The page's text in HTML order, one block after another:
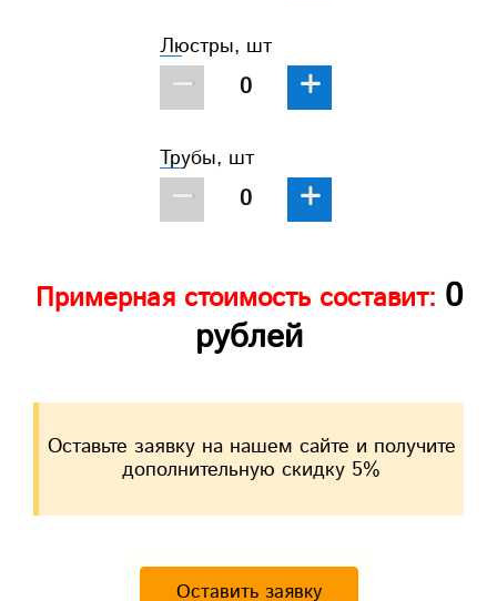
Люстры, шт
− +
Трубы, шт
− +
Примерная стоимость составит: 0
рублей
Оставьте заявку на нашем сайте и получите
дополнительную скидку 5%
Оставить заявку